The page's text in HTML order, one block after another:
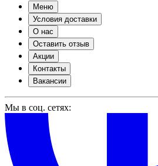
Меню
Условия доставки
О нас
Оставить отзыв
Акции
Контакты
Вакансии
Мы в соц. сетях: